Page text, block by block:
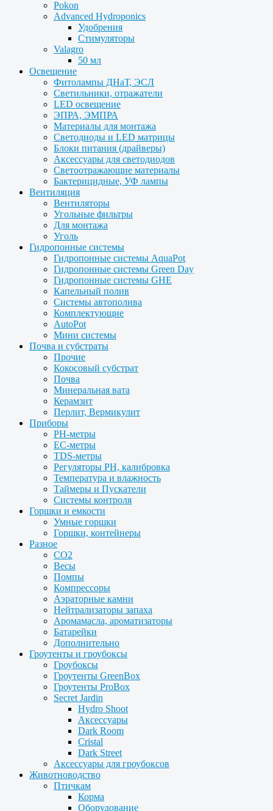
Pokon
Advanced Hydroponics
Удобрения
Стимуляторы
Valagro
50 мл
Освещение
Фитолампы ДНаТ, ЭСЛ
Светильники, отражатели
LED освещение
ЭПРА, ЭМПРА
Материалы для монтажа
Светодиоды и LED матрицы
Блоки питания (драйверы)
Аксессуары для светодиодов
Светоотражающие материалы
Бактерицидные, УФ лампы
Вентиляция
Вентиляторы
Угольные фильтры
Для монтажа
Уголь
Гидропонные системы
Гидропонные системы AquaPot
Гидропонные системы Green Day
Гидропонные системы GHE
Капельный полив
Системы автополива
Комплектующие
AutoPot
Мини системы
Почва и субстраты
Прочие
Кокосовый субстрат
Почва
Минеральная вата
Керамзит
Перлит, Вермикулит
Приборы
PH-метры
EC-метры
TDS-метры
Регуляторы PH, калибровка
Температура и влажность
Таймеры и Пускатели
Системы контроля
Горшки и емкости
Умные горшки
Горшки, контейнеры
Разное
CO2
Весы
Помпы
Компрессоры
Аэраторные камни
Нейтрализаторы запаха
Аромамасла, ароматизаторы
Батарейки
Дополнительно
Гроутенты и гроубоксы
Гроубоксы
Гроутенты GreenBox
Гроутенты ProBox
Secret Jardin
Hydro Shoot
Аксессуары
Dark Room
Cristal
Dark Street
Аксессуары для гроубоксов
Животноводство
Птичкам
Корма
Оборудование